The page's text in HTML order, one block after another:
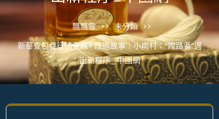
飄飄雪 >> 未分類 >>
新華查包養行情全媒+·改造故事｜小崗村：“蹚路者”邁
出新程序_中國網